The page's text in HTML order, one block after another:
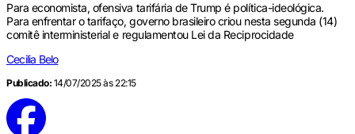
Para economista, ofensiva tarifária de Trump é política-ideológica.
Para enfrentar o tarifaço, governo brasileiro criou nesta segunda (14)
comitê interministerial e regulamentou Lei da Reciprocidade
Cecilia Belo
Publicado: 14/07/2025 às 22:15